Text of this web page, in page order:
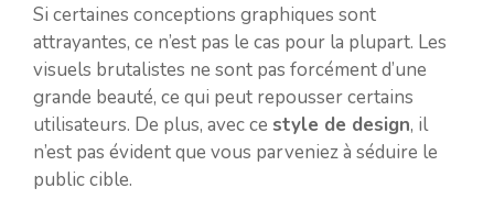
Si certaines conceptions graphiques sont
attrayantes, ce n’est pas le cas pour la plupart. Les
visuels brutalistes ne sont pas forcément d’une
grande beauté, ce qui peut repousser certains
utilisateurs. De plus, avec ce style de design, il
n’est pas évident que vous parveniez à séduire le
public cible.